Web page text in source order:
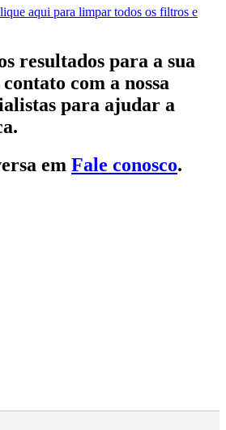
aqui para limpar todos os filtros e
resultados para a sua
com a nossa
para ajudar a
em Fale conosco.